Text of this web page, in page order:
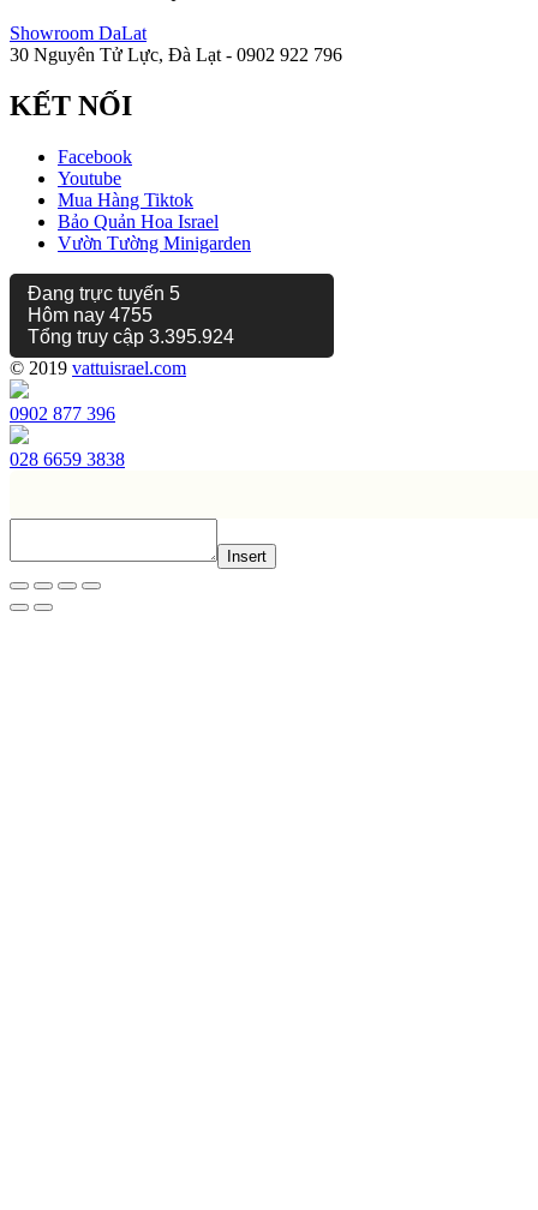
Showroom DaLat
30 Nguyên Tử Lực, Đà Lạt - 0902 922 796
KẾT NỐI
Facebook
Youtube
Mua Hàng Tiktok
Bảo Quản Hoa Israel
Vườn Tường Minigarden
Đang trực tuyến 5
Hôm nay 4755
Tổng truy cập 3.395.924
© 2019 vattuisrael.com
0902 877 396
028 6659 3838
Insert